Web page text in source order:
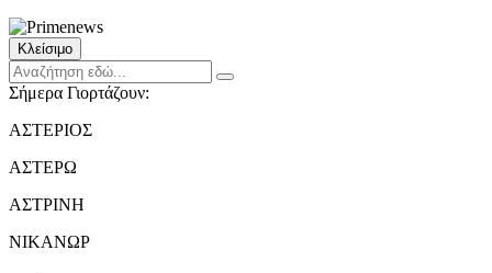
Κλείσιμο
Σήμερα Γιορτάζουν:
ΑΣΤΕΡΙΟΣ
ΑΣΤΕΡΩ
ΑΣΤΡΙΝΗ
ΝΙΚΑΝΩΡ